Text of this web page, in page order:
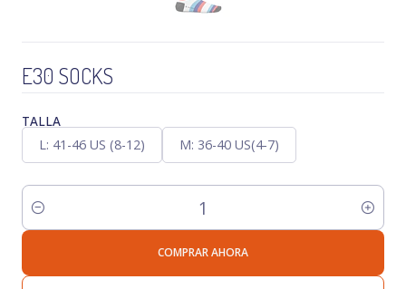
E30 SOCKS
TALLA
L: 41-46 US (8-12)
M: 36-40 US(4-7)
Cantidad
COMPRAR AHORA